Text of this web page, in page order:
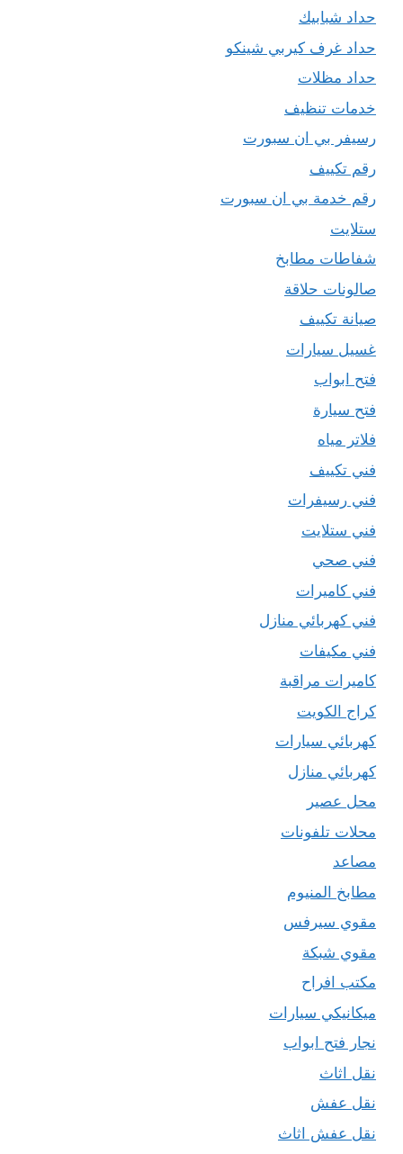
حداد شبابيك
حداد غرف كيربي شينكو
حداد مظلات
خدمات تنظيف
رسيفر بي ان سبورت
رقم تكييف
رقم خدمة بي ان سبورت
ستلايت
شفاطات مطابخ
صالونات حلاقة
صيانة تكييف
غسيل سيارات
فتح ابواب
فتح سيارة
فلاتر مياه
فني تكييف
فني رسيفرات
فني ستلايت
فني صحي
فني كاميرات
فني كهربائي منازل
فني مكيفات
كاميرات مراقبة
كراج الكويت
كهربائي سيارات
كهربائي منازل
محل عصير
محلات تلفونات
مصاعد
مطابخ المنيوم
مقوي سيرفس
مقوي شبكة
مكتب افراح
ميكانيكي سيارات
نجار فتح ابواب
نقل اثاث
نقل عفش
نقل عفش اثاث